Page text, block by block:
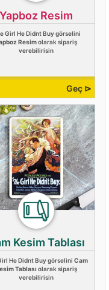
Yapboz Resim
Girl He Didnt Buy görselini
Resimolarak sipariş
verebilirisin
Geç ⊳
Kesim Tablası
He Didnt Buy görselini Cam
Tablası olarak sipariş
verebilirisin